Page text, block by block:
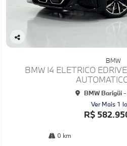
Co
BMW
BMW I4 ELETRICO
BMW Barigüi
Ver Mais 1
R$
0 km